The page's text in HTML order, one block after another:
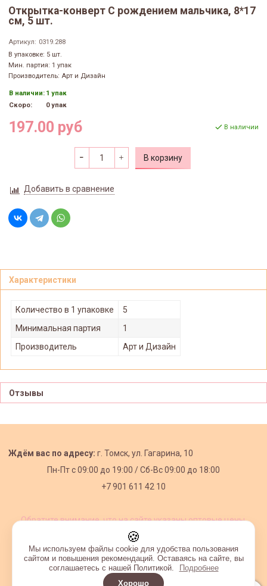
Открытка-конверт С рождением мальчика, 8*17
см, 5 шт.
Артикул: 0319.288
В упаковке: 5 шт.
Мин. партия: 1 упак
Производитель: Арт и Дизайн
В наличии: 1 упак
Скоро:
0 упак
197.00 руб В наличии
В корзину
Добавить в сравнение
Характеристики
Количество в 1 упаковке
5
Минимальная партия
1
Производитель
Арт и Дизайн
Отзывы
Ждём вас по адресу: г. Томск, ул. Гагарина, 10
Пн-Пт с09:00 до 19:00 /Сб-Вс 09:00 до 18:00
+7 901 611 42 10
Обратите внимание, что на сайте указаны оптовые цены,
🍪
Мы используем файлы cookie для удобства пользования
сайтом и повышения рекомендаций. Оставаясь на сайте, вы
соглашаетесь с нашей Политикой.
Подробнее
Хорошо